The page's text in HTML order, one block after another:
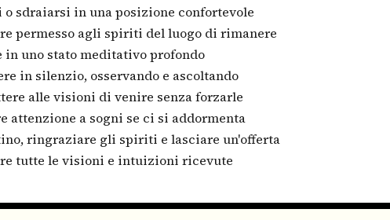
o sdraiarsi in una posizione confortevole
permesso agli spiriti del luogo di rimanere
in uno stato meditativo profondo
in silenzio, osservando e ascoltando
alle visioni di venire senza forzarle
attenzione a sogni se ci si addormenta
ringraziare gli spiriti e lasciare un'offerta
tutte le visioni e intuizioni ricevute